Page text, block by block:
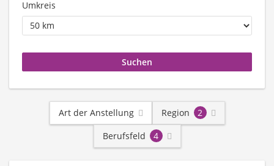
Umkreis
Art der Anstellung Region
2
Berufsfeld
4